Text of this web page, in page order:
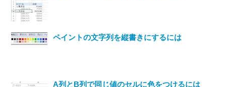
ペイントの文字列を縦書きにするには
A列とB列で同じ値のセルに色をつけるには